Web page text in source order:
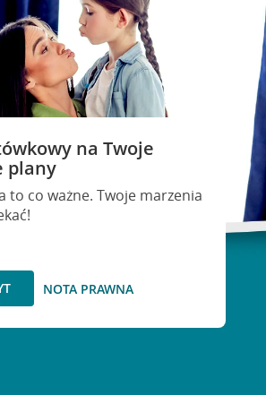
na Twoje
plany
to co ważne. Twoje marzenia
NOTA PRAWNA